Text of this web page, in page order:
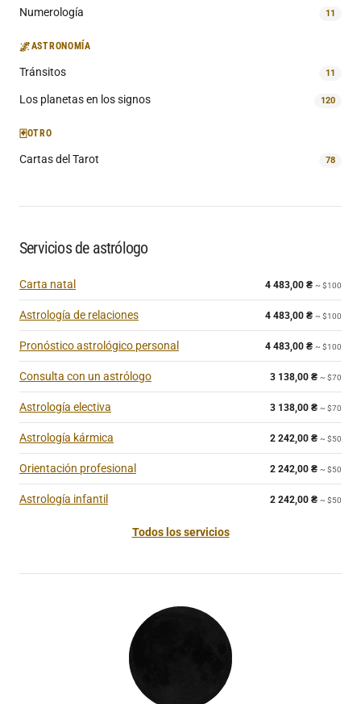
Numerología 11
🌌ASTRONOMÍA
Tránsitos 11
Los planetas en los signos 120
🃏OTRO
Cartas del Tarot 78
Servicios de astrólogo
Carta natal 4 483,00 ₴ ~ $100
Astrología de relaciones 4 483,00 ₴ ~ $100
Pronóstico astrológico personal 4 483,00 ₴ ~ $100
Consulta con un astrólogo 3 138,00 ₴ ~ $70
Astrología electiva 3 138,00 ₴ ~ $70
Astrología kármica 2 242,00 ₴ ~ $50
Orientación profesional 2 242,00 ₴ ~ $50
Astrología infantil 2 242,00 ₴ ~ $50
Todos los servicios